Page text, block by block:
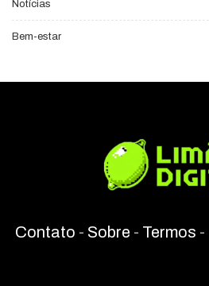
Notícias
Bem-estar
Contato - Sobre - Termos -